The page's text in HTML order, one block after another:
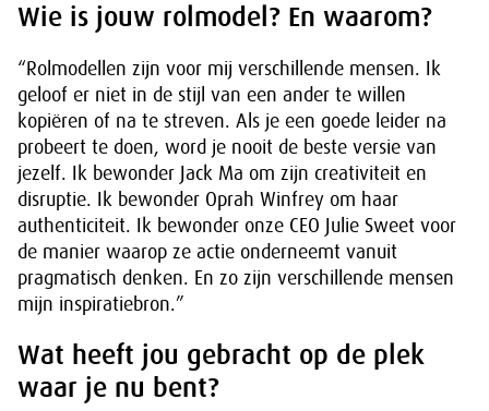
Wie is jouw rolmodel? En waarom?
“Rolmodellen zijn voor mij verschillende mensen. Ik
geloof er niet in de stijl van een ander te willen
kopiëren of na te streven. Als je een goede leider na
probeert te doen, word je nooit de beste versie van
jezelf. Ik bewonder Jack Ma om zijn creativiteit en
disruptie. Ik bewonder Oprah Winfrey om haar
authenticiteit. Ik bewonder onze CEO Julie Sweet voor
de manier waarop ze actie onderneemt vanuit
pragmatisch denken. En zo zijn verschillende mensen
mijn inspiratiebron.”
Wat heeft jou gebracht op de plek
waar je nu bent?